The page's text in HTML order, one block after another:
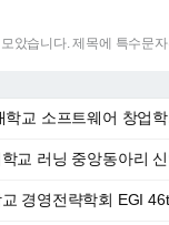
았습니다. 제목에 특수문
학교 소프트웨어 창업
교 러닝 중앙동아리
경영전략학회 EGI